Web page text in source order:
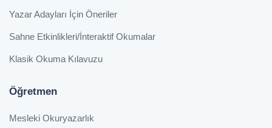
Yazar Adayları İçin Öneriler
Sahne Etkinlikleri/İnteraktif Okumalar
Klasik Okuma Kılavuzu
Öğretmen
Mesleki Okuryazarlık